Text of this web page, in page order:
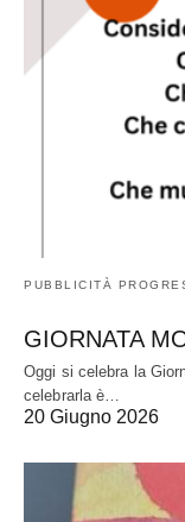
PUBBLICITÀ
GIORNATA
Oggi si celebra la
celebrarla è…
20 Giugno 2026